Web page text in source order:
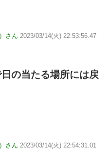
さん 2023/03/14(火) 22:53:56.47
の当たる場所には戻
さん 2023/03/14(火) 22:54:31.01